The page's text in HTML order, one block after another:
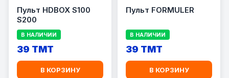
Пульт HDBOX S100
S200
В НАЛИЧИИ
39 TMT
В КОРЗИНУ
Пульт FORMULER
В НАЛИЧИИ
39 TMT
В КОРЗИНУ